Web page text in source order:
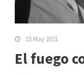
15 May 2021
El fuego